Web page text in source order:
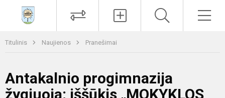
Titulinis Naujienos Pranešimai
Antakalnio progimnazija
žygiuoja: iššūkis „MOKYKLOS